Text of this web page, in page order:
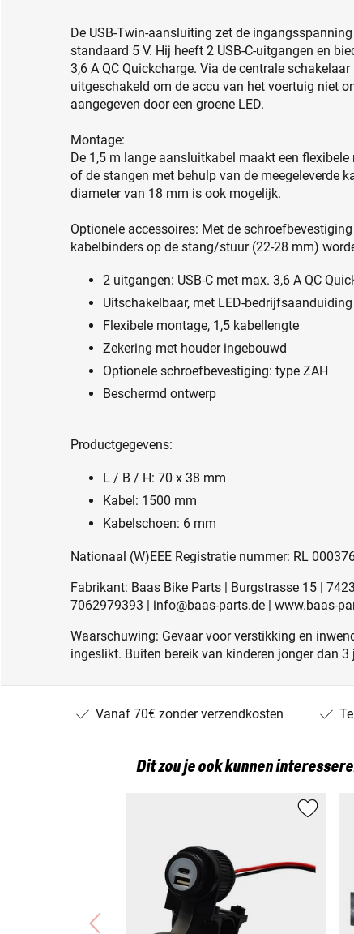
De USB-Twin-aansluiting zet de
standaard 5 V. Hij heeft 2 USB-C-uitgangen en
3,6 A QC Quickcharge. Via de centrale
uitgeschakeld om de accu van het voertuig niet
aangegeven door een groene LED.
Montage:
De 1,5 m lange aansluitkabel maakt een
of de stangen met behulp van de meegeleverde
diameter van 18 mm is ook mogelijk.
Optionele accessoires: Met de
kabelbinders op de stang/stuur (22-28 mm)
2 uitgangen: USB-C met max. 3,6 A QC
Uitschakelbaar, met LED-bedrijfsaanduiding
Flexibele montage, 1,5 kabellengte
Zekering met houder ingebouwd
Optionele schroefbevestiging: type ZAH
Beschermd ontwerp
Productgegevens:
L / B / H: 70 x 38 mm
Kabel: 1500 mm
Kabelschoen: 6 mm
Nationaal (W)EEE Registratie nummer: RL
Fabrikant: Baas Bike Parts | Burgstrasse 15 |
7062979393 | info@baas-parts.de | www.baas-
Waarschuwing: Gevaar voor verstikking en
ingeslikt. Buiten bereik van kinderen jonger dan 3
Vanaf 70€ zonder verzendkosten
Dit zou je ook kunnen